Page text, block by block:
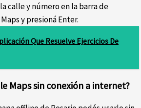
calle y número en la barra de
y presioná Enter.
Que Resuelve Ejercicios De
Maps sin conexión a internet?